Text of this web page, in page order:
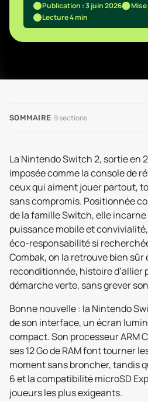
Publication : 3 juin 2026
Lecture 4 min
SOMMAIRE· 9sections
La Nintendo Switch 2, sortie en
imposée comme la console de
ceux qui aiment jouer partout,
sans compromis. Positionnée
de la famille Switch, elle
puissance mobile et
éco-responsabilité si
Combak, on la retrouve bien sûr
reconditionnée, histoire d’allier
démarche verte, sans grever
Bonne nouvelle : la Nintendo
de son interface, un écran
compact. Son processeur ARM
ses 12 Go de RAM font tourner
moment sans broncher, tandis
6 et la compatibilité microSD
joueurs les plus exigeants.